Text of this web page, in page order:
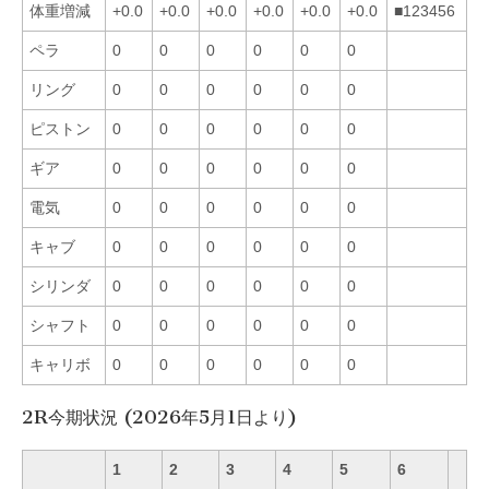
体重増減 +0.0 +0.0 +0.0 +0.0 +0.0 +0.0 ■123456
ペラ 0 0 0 0 0 0
リング 0 0 0 0 0 0
ピストン 0 0 0 0 0 0
ギア 0 0 0 0 0 0
電気 0 0 0 0 0 0
キャブ 0 0 0 0 0 0
シリンダ 0 0 0 0 0 0
シャフト 0 0 0 0 0 0
キャリボ 0 0 0 0 0 0
2R今期状況 (2026年5月1日より)
1 2 3 4 5 6